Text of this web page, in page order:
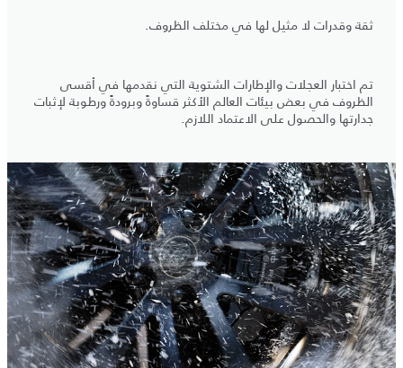
ثقة وقدرات لا مثيل لها في مختلف الظروف.
تم اختبار العجلات والإطارات الشتوية التي نقدمها في أقسى
الظروف في بعض بيئات العالم الأكثر قساوةً وبرودةً ورطوبة لإثبات
جدارتها والحصول على الاعتماد اللازم.